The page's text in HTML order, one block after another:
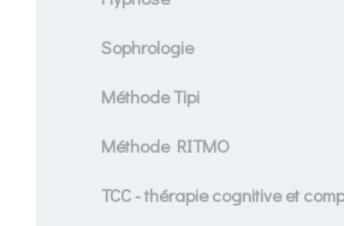
Sophrologie
Méthode Tipi
Méthode RITMO
TCC - thérapie cognitive et